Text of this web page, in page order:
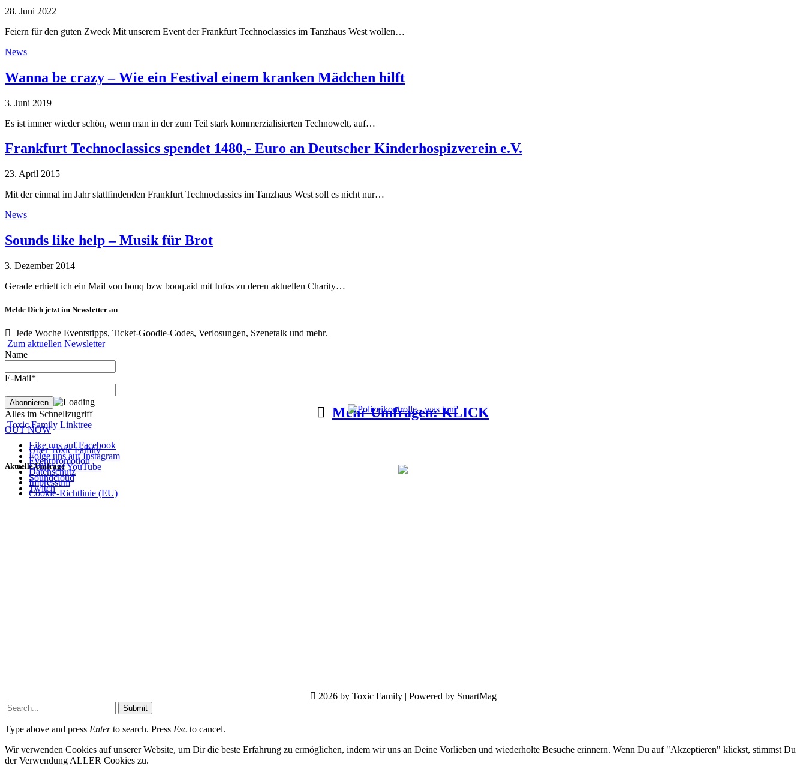
28. Juni 2022
Feiern für den guten Zweck Mit unserem Event der Frankfurt Technoclassics im Tanzhaus West wollen…
News
Wanna be crazy – Wie ein Festival einem kranken Mädchen hilft
3. Juni 2019
Es ist immer wieder schön, wenn man in der zum Teil stark kommerzialisierten Technowelt, auf…
Frankfurt Technoclassics spendet 1480,- Euro an Deutscher Kinderhospizverein e.V.
23. April 2015
Mit der einmal im Jahr stattfindenden Frankfurt Technoclassics im Tanzhaus West soll es nicht nur…
News
Sounds like help – Musik für Brot
3. Dezember 2014
Gerade erhielt ich ein Mail von bouq bzw bouq.aid mit Infos zu deren aktuellen Charity…
Melde Dich jetzt im Newsletter an
Jede Woche Eventstipps, Ticket-Goodie-Codes, Verlosungen, Szenetalk und mehr.
Zum aktuellen Newsletter
Name
E-Mail*
Alles im Schnellzugriff
Toxic Family Linktree
Like uns auf Facebook
Folge uns auf Instagram
Grille auf YouTube
Soundcloud
Twitch
Aktuelle Umfrage
Mehr Umfragen: KLICK
OUT NOW
Über Toxic Family
Eventpromotion
Datenschutz
Impressum
Cookie-Richtlinie (EU)
2026 by Toxic Family | Powered by SmartMag
Submit
Type above and press Enterto search. Press Esc to cancel.
Wir verwenden Cookies auf unserer Website, um Dir die beste Erfahrung zu ermöglichen, indem wir uns an Deine Vorlieben und wiederholte Besuche erinnern. Wenn Du auf "Akzeptieren" klickst, stimmst Du
der Verwendung ALLER Cookies zu.